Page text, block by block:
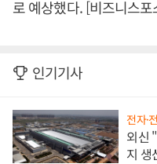
로 예상했다. [비즈니스
인기기사
전자·
외신
지 생